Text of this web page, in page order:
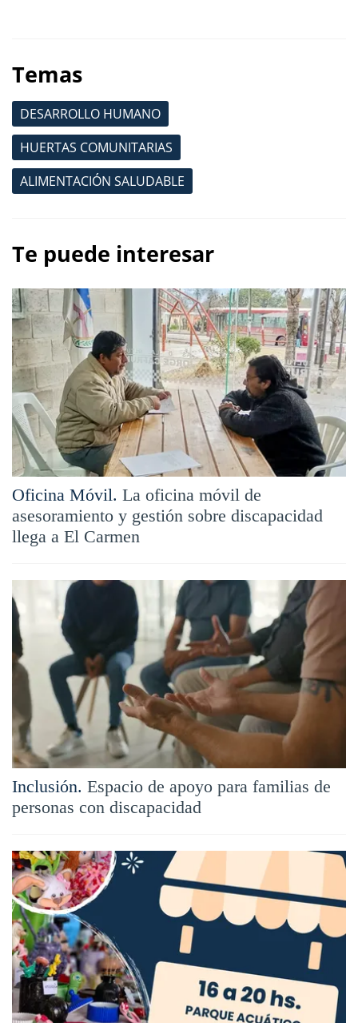
Temas
DESARROLLO HUMANO
HUERTAS COMUNITARIAS
ALIMENTACIÓN SALUDABLE
Te puede interesar
Oficina Móvil. La oficina móvil de
asesoramiento y gestión sobre discapacidad
llega a El Carmen
Inclusión. Espacio de apoyo para familias de
personas con discapacidad